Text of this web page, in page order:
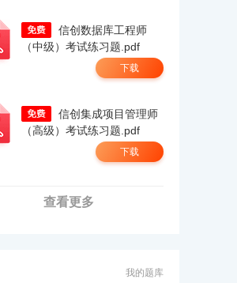
（中级）考试练习题.pdf
下载
（高级）考试练习题.pdf
下载
查看更多
我的题库